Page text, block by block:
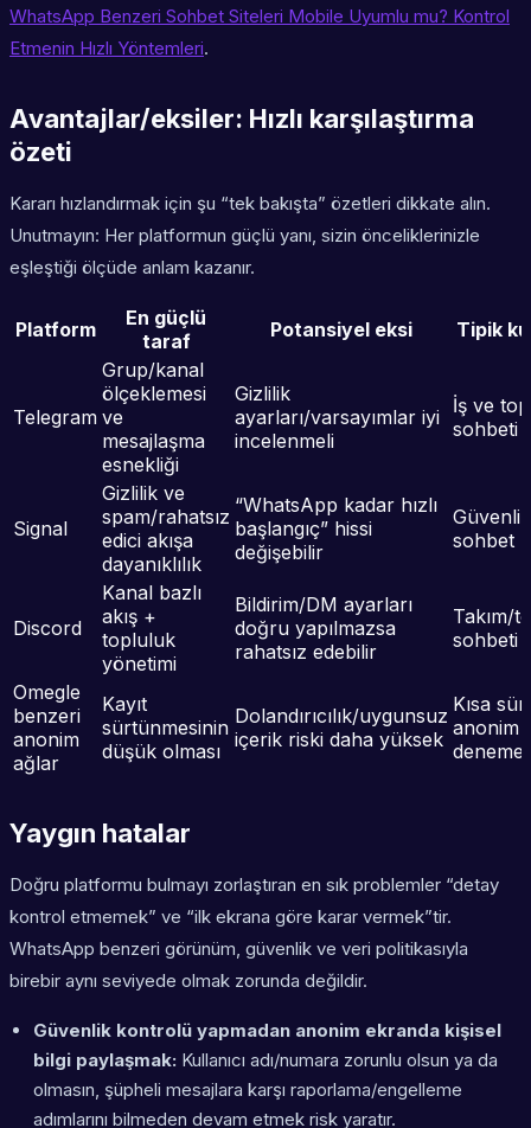
WhatsApp Benzeri Sohbet Siteleri Mobile Uyumlu mu? Kontrol
Etmenin Hızlı Yöntemleri.
Avantajlar/eksiler: Hızlı karşılaştırma
özeti
Kararı hızlandırmak için şu “tek bakışta” özetleri dikkate alın.
Unutmayın: Her platformun güçlü yanı, sizin önceliklerinizle
eşleştiği ölçüde anlam kazanır.
Platform
En güçlü
taraf
Potansiyel eksi Tipik
Telegram
Grup/kanal
ölçeklemesi
ve
mesajlaşma
esnekliği
Gizlilik
ayarları/varsayımlar iyi
incelenmeli
İş ve
sohbeti
Signal
Gizlilik ve
spam/rahatsız
edici akışa
dayanıklılık
“WhatsApp kadar hızlı
başlangıç” hissi
değişebilir
Güvenli
sohbet
Discord
Kanal bazlı
akış +
topluluk
yönetimi
Bildirim/DM ayarları
doğru yapılmazsa
rahatsız edebilir
Takım/
sohbeti
Omegle
benzeri
anonim
ağlar
Kayıt
sürtünmesinin
düşük olması
Dolandırıcılık/uygunsuz
içerik riski daha yüksek
Kısa
anonim
Yaygın hatalar
Doğru platformu bulmayı zorlaştıran en sık problemler “detay
kontrol etmemek” ve “ilk ekrana göre karar vermek”tir.
WhatsApp benzeri görünüm, güvenlik ve veri politikasıyla
birebir aynı seviyede olmak zorunda değildir.
Güvenlik kontrolü yapmadan anonim ekranda kişisel
bilgi paylaşmak: Kullanıcı adı/numara zorunlu olsun ya da
olmasın, şüpheli mesajlara karşı raporlama/engelleme
adımlarını bilmeden devam etmek risk yaratır.